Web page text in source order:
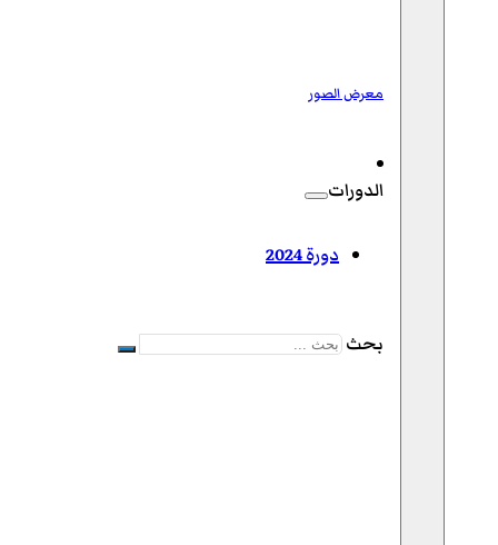
معرض الصور
الدورات
دورة 2024
بحث